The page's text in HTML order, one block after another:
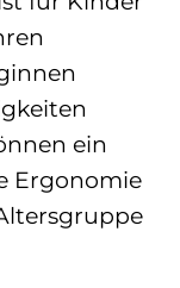
ein
Ergonomie